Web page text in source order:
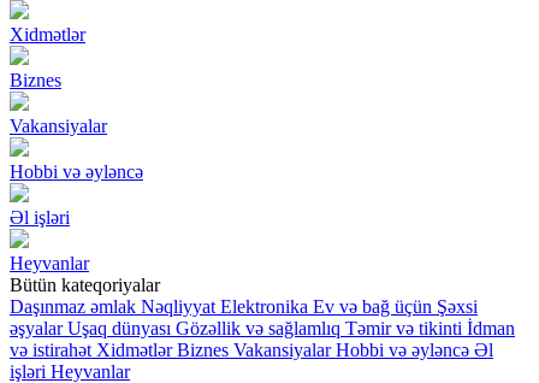
Xidmətlər
Biznes
Vakansiyalar
Hobbi və əyləncə
Əl işləri
Heyvanlar
Bütün kateqoriyalar
Daşınmaz əmlak Nəqliyyat Elektronika Ev və bağ üçün Şəxsi
əşyalar Uşaq dünyası Gözəllik və sağlamlıq Təmir və tikinti İdman
və istirahət Xidmətlər Biznes Vakansiyalar Hobbi və əyləncə Əl
işləri Heyvanlar